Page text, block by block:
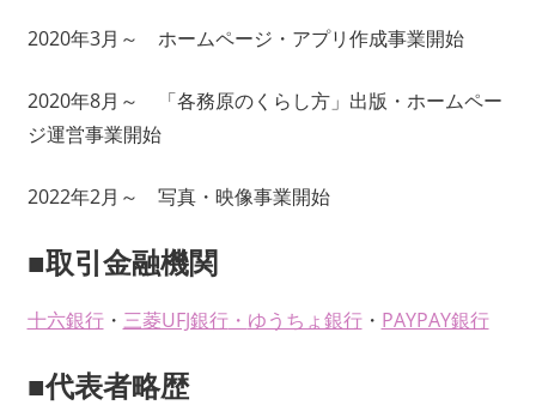
2020年3月～ ホームページ・アプリ作成事業開始
2020年8月～ 「各務原のくらし方」出版・ホームペー
ジ運営事業開始
2022年2月～ 写真・映像事業開始
■取引金融機関
十六銀行・ 三菱UFJ銀行・ ゆうちょ銀行・ PAYPAY銀行
■代表者略歴